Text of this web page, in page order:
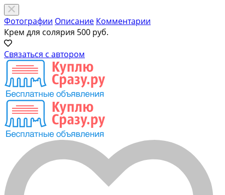
Фотографии Описание Комментарии
Крем для солярия 500 руб.
Связаться с автором